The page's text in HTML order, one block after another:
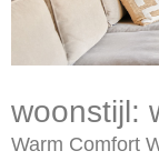
woonstijl:
Warm Comfort